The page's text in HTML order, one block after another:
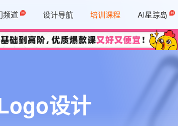
频道 设计导航 培训课程 AI星踪岛
设计